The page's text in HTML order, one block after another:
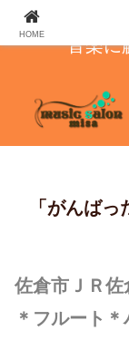
音楽に
「がんば
佐倉市ＪＲ佐
＊フルート
HOME